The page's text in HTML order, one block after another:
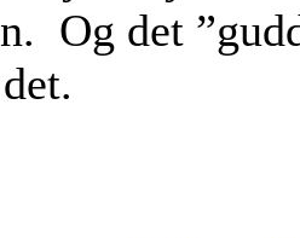
Og det